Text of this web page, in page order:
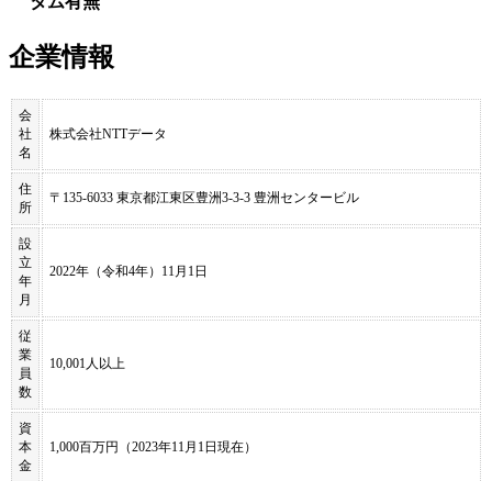
企業情報
会
社
名
株式会社NTTデータ
住
所
〒135-6033 東京都江東区豊洲3-3-3 豊洲センタービル
設
立
年
月
2022年（令和4年）11月1日
従
業
員
数
10,001人以上
資
本
金
1,000百万円（2023年11月1日現在）